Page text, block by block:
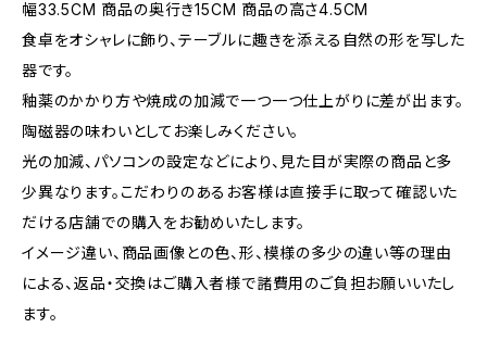
幅33.5CM 商品の奥行き15CM 商品の高さ4.5CM
食卓をオシャレに飾り、テーブルに趣きを添える自然の形を写した
器です。
釉薬のかかり方や焼成の加減で一つ一つ仕上がりに差が出ます。
陶磁器の味わいとしてお楽しみください。
光の加減、パソコンの設定などにより、見た目が実際の商品と多
少異なります。こだわりのあるお客様は直接手に取って確認いた
だける店舗での購入をお勧めいたします。
イメージ違い、商品画像との色、形、模様の多少の違い等の理由
による、返品・交換はご購入者様で諸費用のご負担お願いいたし
ます。